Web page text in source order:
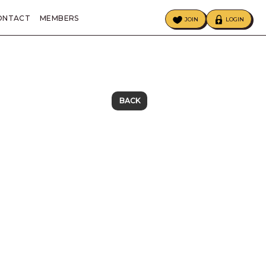
MEMBERS JOIN LOGIN
BACK